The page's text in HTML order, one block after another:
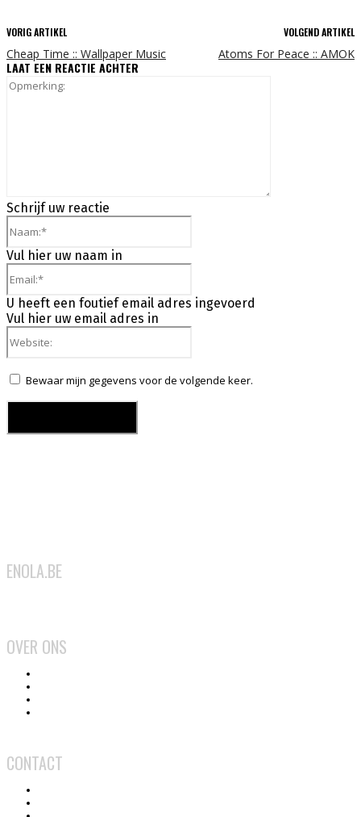
VORIG ARTIKEL
Cheap Time :: Wallpaper Music
VOLGEND ARTIKEL
Atoms For Peace :: AMOK
LAAT EEN REACTIE ACHTER
Schrijf uw reactie
Vul hier uw naam in
U heeft een foutief email adres ingevoerd
Vul hier uw email adres in
Bewaar mijn gegevens voor de volgende keer.
ENOLA.BE
OVER ONS
CONTACT